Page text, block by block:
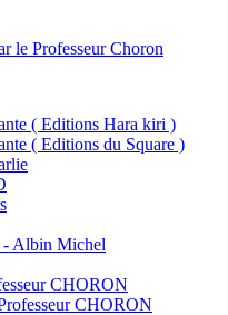
le Professeur Choron
( Editions Hara kiri )
( Editions du Square )
- Albin Michel
CHORON
CHORON